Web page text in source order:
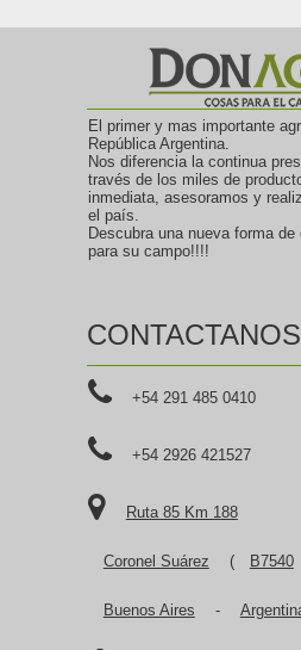
El primer y mas importante
República Argentina.
Nos diferencia la continua
través de los miles de
inmediata, asesoramos y
el país.
Descubra una nueva forma
para su campo!!!!
CONTACTANOS
+54 291 485 0410
+54 2926 421527
Ruta 85 Km 188
Coronel Suárez ( B7540
Buenos Aires -